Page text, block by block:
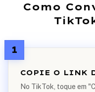
Como
1
COPIE O LINK
No TikTok, toque em